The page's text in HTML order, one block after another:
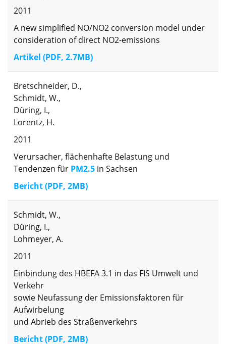
2011
A new simplified NO/NO2 conversion model under
consideration of direct NO2-emissions
Artikel (PDF, 2.7MB)
Bretschneider, D.,
Schmidt, W.,
Düring, I.,
Lorentz, H.
2011
Verursacher, flächenhafte Belastung und
Tendenzen für PM2.5 in Sachsen
Bericht (PDF, 2MB)
Schmidt, W.,
Düring, I.,
Lohmeyer, A.
2011
Einbindung des HBEFA 3.1 in das FIS Umwelt und
Verkehr
sowie Neufassung der Emissionsfaktoren für
Aufwirbelung
und Abrieb des Straßenverkehrs
Bericht (PDF, 2MB)